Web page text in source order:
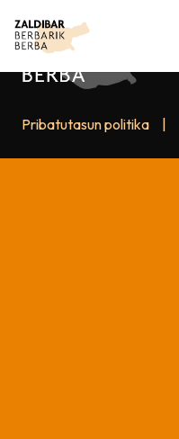
Pribatutasun politika